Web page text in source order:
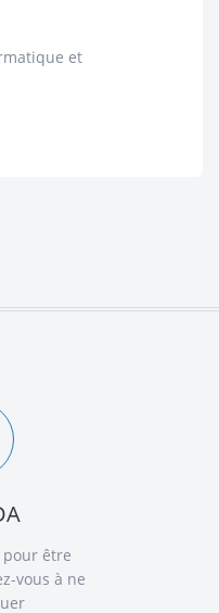
et
pour être
vous à ne